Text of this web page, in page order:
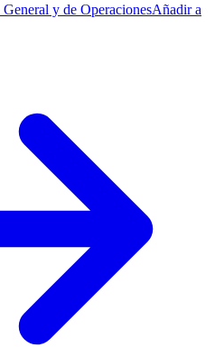
y de OperacionesAñadir a